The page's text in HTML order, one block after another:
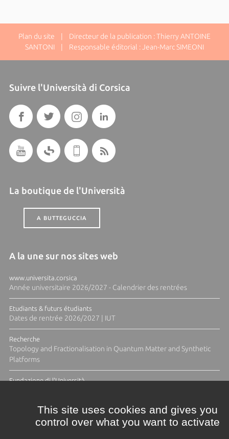
Plan du site | Directeur de la publication : Thierry ANTOINE
SANTONI | Responsable éditorial : Jean-Marc SIMEONI
Suivre l'Università di Corsica
La boutique de l'Università
A BUTTEGUCCIA
A la une sur nos sites web
www.universita.corsica
Année universitaire 2026/2027 - Calendrier des rentrées
Etudiants & futurs étudiants
Dates de rentrée 2026/2027 | IUT
Recherche
Topology and Fractionalisation in Quantum Matter and Synthetic
Platforms
Fundazione di l'Università
This site uses cookies and gives you
control over what you want to activate